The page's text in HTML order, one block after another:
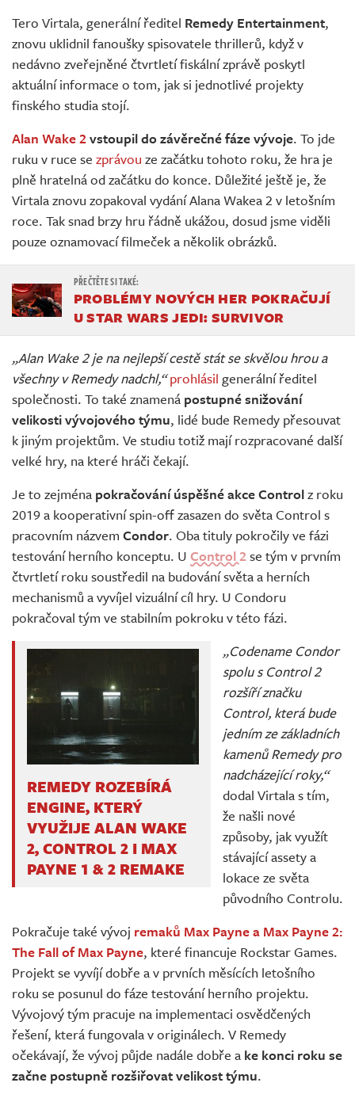
Živě
Tero Virtala, generální ředitel Remedy Entertainment,
znovu uklidnil fanoušky spisovatele thrillerů, když v
nedávno zveřejněné čtvrtletí fiskální zprávě poskytl
aktuální informace o tom, jak si jednotlivé projekty
finského studia stojí.
Alan Wake 2vstoupil do závěrečné fáze vývoje. To jde
ruku v ruce se zprávou ze začátku tohoto roku, že hra je
plně hratelná od začátku do konce. Důležité ještě je, že
Virtala znovu zopakoval vydání Alana Wakea 2 v letošním
roce. Tak snad brzy hru řádně ukážou, dosud jsme viděli
pouze oznamovací filmeček a několik obrázků.
PROBLÉMY NOVÝCH HER POKRAČUJÍ
U STAR WARS JEDI: SURVIVOR
„Alan Wake 2 je na nejlepší cestě stát se skvělou hrou a
všechny v Remedy nadchl,“ prohlásil generální ředitel
společnosti. To také znamená postupné snižování
velikosti vývojového týmu, lidé bude Remedy přesouvat
k jiným projektům. Ve studiu totiž mají rozpracované další
velké hry, na které hráči čekají.
Je to zejména pokračování úspěšné akce Controlz roku
2019 a kooperativní spin-off zasazen do světa Control s
pracovním názvem Condor. Oba tituly pokročily ve fázi
testování herního konceptu. U Control 2 se tým v prvním
čtvrtletí roku soustředil na budování světa a herních
mechanismů a vyvíjel vizuální cíl hry. U Condoru
pokračoval tým ve stabilním pokroku v této fázi.
REMEDY ROZEBÍRÁ
ENGINE, KTERÝ
VYUŽIJE ALAN WAKE
2, CONTROL 2 I MAX
PAYNE 1 & 2 REMAKE
„Codename Condor
spolu s Control 2
rozšíří značku
Control, která bude
jedním ze základních
kamenů Remedy pro
nadcházející roky,“
dodal Virtala s tím,
že našli nové
způsoby, jak využít
stávající assety a
lokace ze světa
původního Controlu.
Pokračuje také vývoj remaků Max Payne a Max Payne 2:
The Fall of Max Payne, které financuje Rockstar Games.
Projekt se vyvíjí dobře a v prvních měsících letošního
roku se posunul do fáze testování herního projektu.
Vývojový tým pracuje na implementaci osvědčených
řešení, která fungovala v originálech. V Remedy
očekávají, že vývoj půjde nadále dobře a ke konci roku se
začne postupně rozšiřovat velikost týmu.